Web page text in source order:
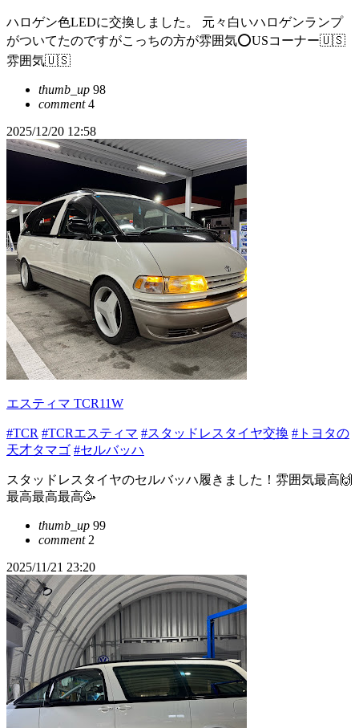
ハロゲン色LEDに交換しました。 元々白いハロゲンランプ
がついてたのですがこっちの方が雰囲気⭕️USコーナー🇺🇸
雰囲気🇺🇸
thumb_up 98
comment4
2025/12/20 12:58
エスティマ TCR11W
#TCR #TCRエスティマ #スタッドレスタイヤ交換 #トヨタの
天才タマゴ #セルバッハ
スタッドレスタイヤのセルバッハ履きました！雰囲気最高🙌
最高最高最高🥳
thumb_up 99
comment2
2025/11/21 23:20